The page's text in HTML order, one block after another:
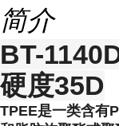
简介
BT-
硬度35D
TPEE是一类含有